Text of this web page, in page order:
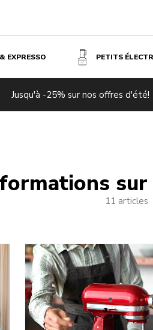
EXPRESSO PETITS
Jusqu'à -25% sur nos offres d'été!
11 articles